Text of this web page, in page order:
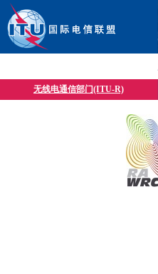
无线电通信部门(ITU-R)